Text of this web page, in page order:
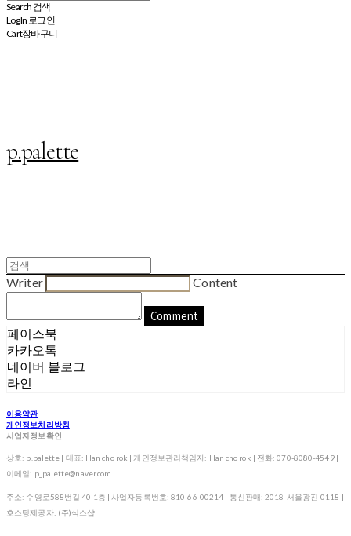
Search 검색
Log In 로그인
Cart장바구니
p.palette
Writer Content
Comment
페이스북
카카오톡
네이버 블로그
라인
이용약관
개인정보처리방침
사업자정보확인
상호: p.palette | 대표: Han cho rok | 개인정보관리책임자: Han cho rok | 전화: 070-8080-4549 |
이메일: p_palette@naver.com
주소: 수영로588번길 40 1층 | 사업자등록번호: 810-66-00214 | 통신판매:2018-서울광진-0118 |
호스팅제공자: (주)식스샵